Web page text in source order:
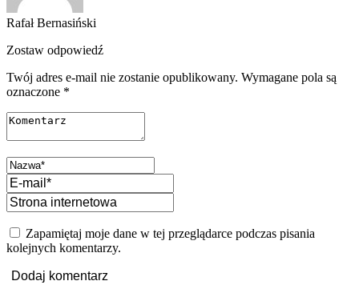
Rafał Bernasiński
Zostaw odpowiedź
Twój adres e-mail nie zostanie opublikowany. Wymagane pola są
oznaczone *
Zapamiętaj moje dane w tej przeglądarce podczas pisania
kolejnych komentarzy.